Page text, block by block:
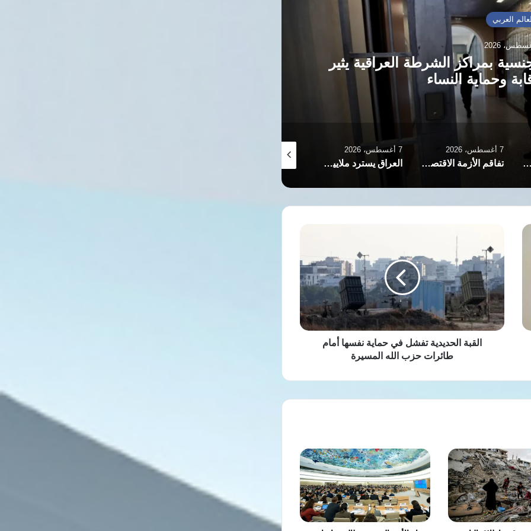
العربي
بمراكز الشرطة العراقية يثير
وحماية النساء
الاتحاد الوطني للمرأة التونسية: من خيمة جامعة إلى صرح يصارع البقاء
7 أغسطس، 2026
تفاقم الأزمة الاقتصادية في إيران يدفع النساء لبيع البويضات وتأجير الأرحام
7 أغسطس، 2026
العراق يسترد ملايين الدولارات والذهب في إطار حملة واسعة لمكافحة الفساد
تفشل
في
حماية
نفسها
أمام
طائرات
حزب
القبة الحديدية تفشل في حماية نفسها أمام
طائرات حزب الله المسيرة